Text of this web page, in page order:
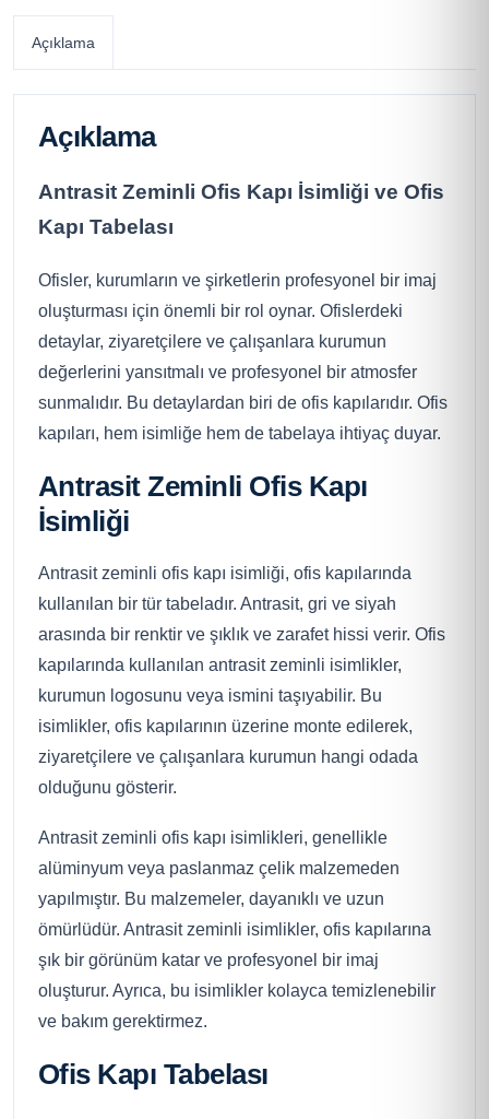
Açıklama
Açıklama
Antrasit Zeminli Ofis Kapı İsimliği ve Ofis
Kapı Tabelası
Ofisler, kurumların ve şirketlerin profesyonel bir imaj
oluşturması için önemli bir rol oynar. Ofislerdeki
detaylar, ziyaretçilere ve çalışanlara kurumun
değerlerini yansıtmalı ve profesyonel bir atmosfer
sunmalıdır. Bu detaylardan biri de ofis kapılarıdır. Ofis
kapıları, hem isimliğe hem de tabelaya ihtiyaç duyar.
Antrasit Zeminli Ofis Kapı
İsimliği
Antrasit zeminli ofis kapı isimliği, ofis kapılarında
kullanılan bir tür tabeladır. Antrasit, gri ve siyah
arasında bir renktir ve şıklık ve zarafet hissi verir. Ofis
kapılarında kullanılan antrasit zeminli isimlikler,
kurumun logosunu veya ismini taşıyabilir. Bu
isimlikler, ofis kapılarının üzerine monte edilerek,
ziyaretçilere ve çalışanlara kurumun hangi odada
olduğunu gösterir.
Antrasit zeminli ofis kapı isimlikleri, genellikle
alüminyum veya paslanmaz çelik malzemeden
yapılmıştır. Bu malzemeler, dayanıklı ve uzun
ömürlüdür. Antrasit zeminli isimlikler, ofis kapılarına
şık bir görünüm katar ve profesyonel bir imaj
oluşturur. Ayrıca, bu isimlikler kolayca temizlenebilir
ve bakım gerektirmez.
Ofis Kapı Tabelası